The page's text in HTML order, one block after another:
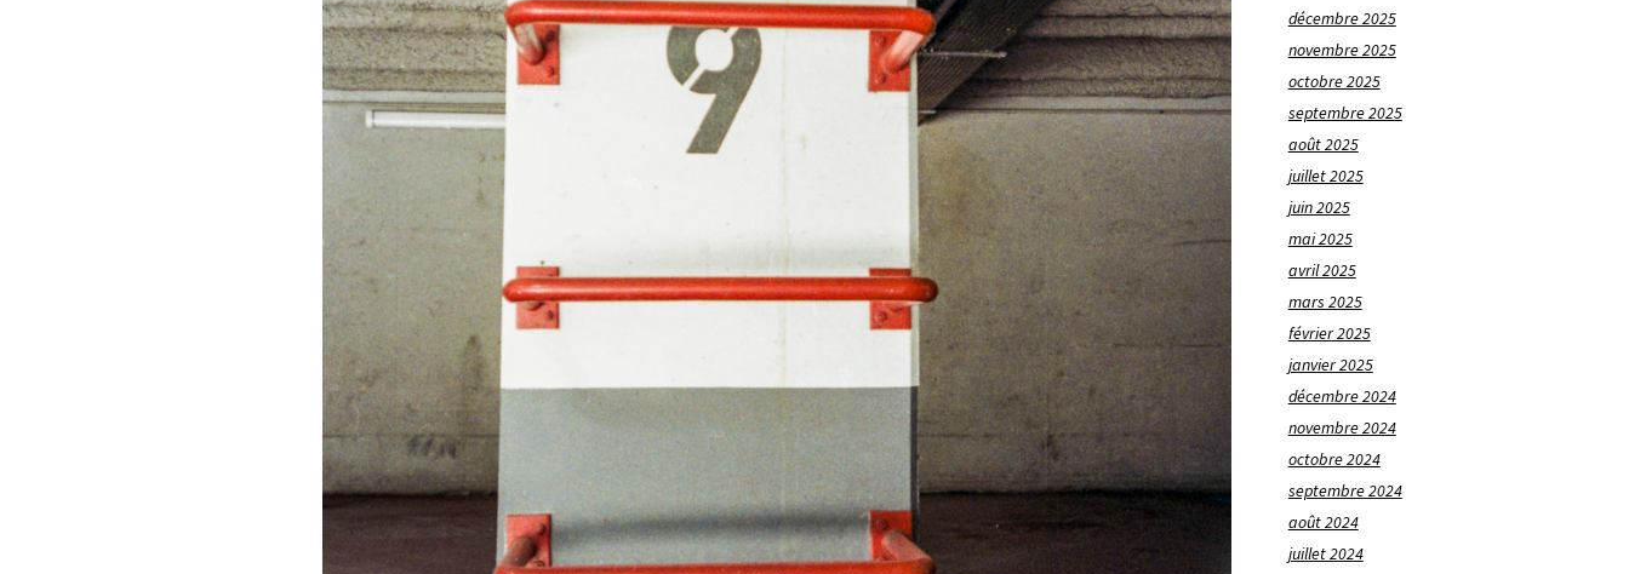
décembre 2025
novembre 2025
octobre 2025
septembre 2025
août 2025
juillet 2025
juin 2025
mai 2025
avril 2025
mars 2025
février 2025
janvier 2025
décembre 2024
novembre 2024
octobre 2024
septembre 2024
août 2024
juillet 2024